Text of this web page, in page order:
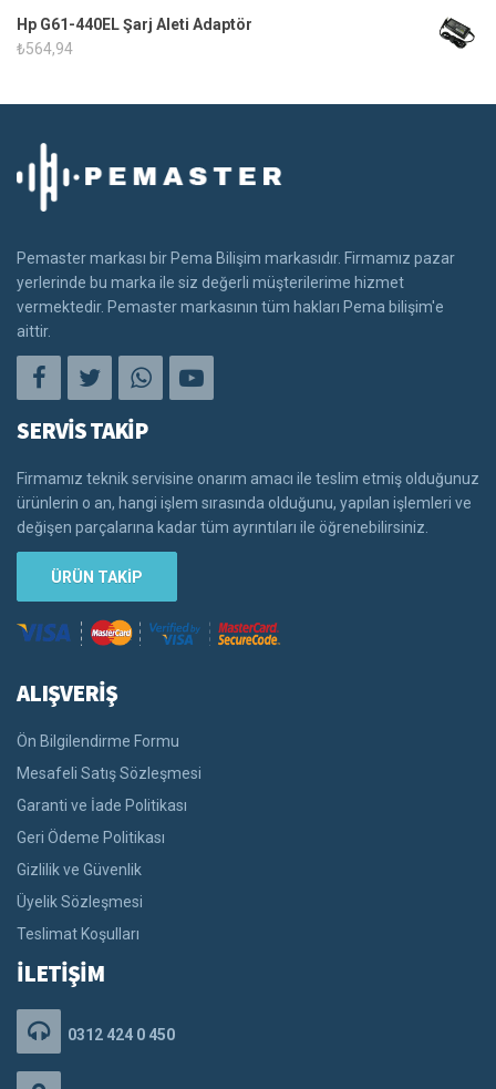
Hp G61-440EL Şarj Aleti Adaptör
₺564,94
Pemaster markası bir Pema Bilişim markasıdır. Firmamız pazar
yerlerinde bu marka ile siz değerli müşterilerime hizmet
vermektedir. Pemaster markasının tüm hakları Pema bilişim'e
aittir.
SERVİS TAKİP
Firmamız teknik servisine onarım amacı ile teslim etmiş olduğunuz
ürünlerin o an, hangi işlem sırasında olduğunu, yapılan işlemleri ve
değişen parçalarına kadar tüm ayrıntıları ile öğrenebilirsiniz.
ÜRÜN TAKİP
ALIŞVERİŞ
Ön Bilgilendirme Formu
Mesafeli Satış Sözleşmesi
Garanti ve İade Politikası
Geri Ödeme Politikası
Gizlilik ve Güvenlik
Üyelik Sözleşmesi
Teslimat Koşulları
İLETİŞİM
0312 424 0 450